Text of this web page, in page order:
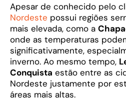
Apesar de conhecido pelo
Nordeste possui regiões
mais elevada, como a
onde as temperaturas
significativamente,
inverno. Ao mesmo tempo,
Conquista estão entre as
Nordeste justamente por
áreas mais altas.